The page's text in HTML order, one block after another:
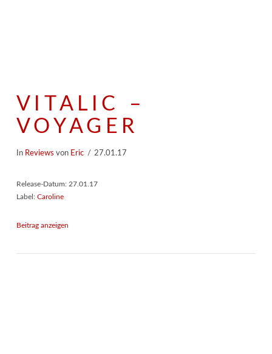
VITALIC –
VOYAGER
In Reviews von Eric 27.01.17
Release-Datum: 27.01.17
Label: Caroline
Beitrag anzeigen